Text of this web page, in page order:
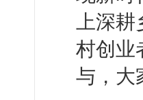
上深
村创业
与，大